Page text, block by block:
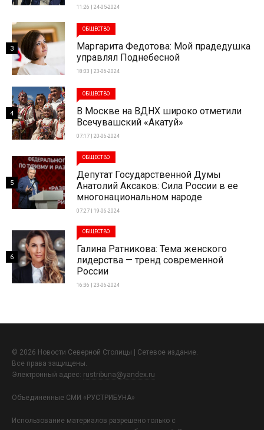
11:26 | 24-05-2024
ОБЩЕСТВО
Маргарита Федотова: Мой прадедушка
управлял Поднебесной
18:03 | 23-06-2024
3
ОБЩЕСТВО
В Москве на ВДНХ широко отметили
Всечувашский «Акатуй»
07:17 | 20-06-2024
4
ОБЩЕСТВО
Депутат Государственной Думы
Анатолий Аксаков: Сила России в ее
многонациональном народе
07:27 | 19-06-2024
5
ОБЩЕСТВО
Галина Ратникова: Тема женского
лидерства — тренд современной
России
16:36 | 23-06-2024
6
© 2026 Новости Северной Столицы | Сетевое издание.
Все права защищены.
Электронный адрес: rustribuna@yandex.ru
Объединенные СМИ «РУСТРИБУНА»
Использование материалов разрешено только с